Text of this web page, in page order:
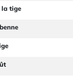
la tige